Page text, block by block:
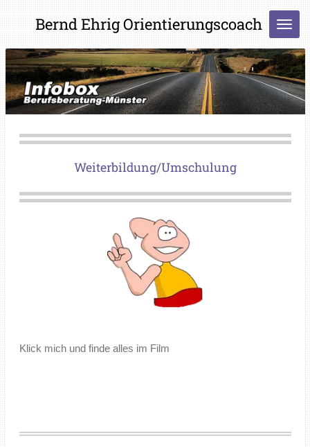
Zum
Hauptinhalt
springen
Bernd Ehrig Orientierungscoach
Weiterbildung/Umschulung
Klick mich und finde alles im Film